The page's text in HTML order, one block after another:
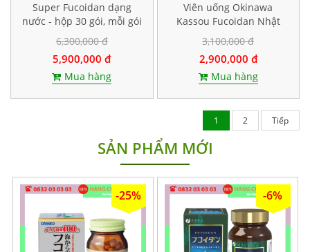
Super Fucoidan dạng
nước - hộp 30 gói, mỗi gói
chứa 100ml
6,300,000 đ
5,900,000 đ
Mua hàng
Viên uống Okinawa
Kassou Fucoidan Nhật
Bản - Hộp 150 viên
3,100,000 đ
2,900,000 đ
Mua hàng
1 2 Tiếp
SẢN PHẨM MỚI
-25% -6%